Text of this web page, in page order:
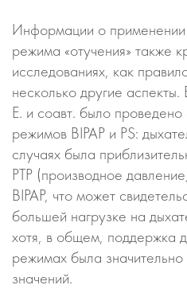
Информации о применении
режима «отучения» также
исследованиях, как
несколько другие
E. и соавт. было
режимов BIPAP и PS:
случаях была
РТР (производное
BIPAP, что может
большей нагрузке на
хотя, в общем, поддержка
режимах была
значений.